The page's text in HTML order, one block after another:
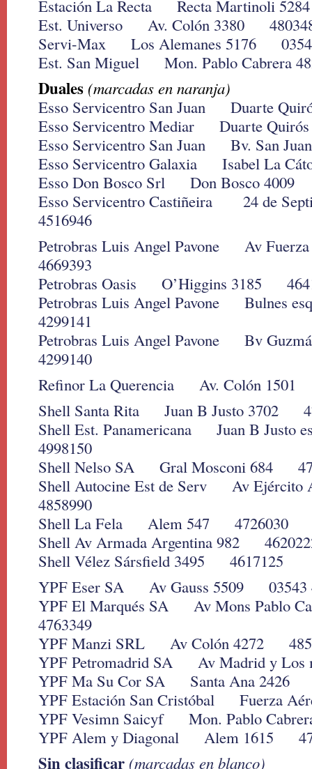
Estación La Recta Recta Martinoli
Est. Universo Av. Colón 3380
Servi-Max Los Alemanes 5176
Est. San Miguel Mon. Pablo Cabrera
Duales (marcadas en naranja)
Esso Servicentro San Juan Duarte
Esso Servicentro Mediar Duarte
Esso Servicentro San Juan Bv. San
Esso Servicentro Galaxia Isabel La
Esso Don Bosco Srl Don Bosco 4009
Esso Servicentro Castiñeira 24 de
4516946
Petrobras Luis Angel Pavone Av
4669393
Petrobras Oasis O’Higgins 3185
Petrobras Luis Angel Pavone Bulnes
4299141
Petrobras Luis Angel Pavone Bv
4299140
Refinor La Querencia Av. Colón
Shell Santa Rita Juan B Justo 3702
Shell Est. Panamericana Juan B Justo
4998150
Shell Nelso SA Gral Mosconi 684
Shell Autocine Est de Serv Av
4858990
Shell La Fela Alem 547 4726030
Shell Av Armada Argentina 982
Shell Vélez Sársfield 3495 4617125
YPF Eser SA Av Gauss 5509 03543
YPF El Marqués SA Av Mons Pablo
4763349
YPF Manzi SRL Av Colón 4272
YPF Petromadrid SA Av Madrid y
YPF Ma Su Cor SA Santa Ana 2426
YPF Estación San Cristóbal Fuerza
YPF Vesimn Saicyf Mon. Pablo
YPF Alem y Diagonal Alem 1615
Sin clasificar (marcadas en blanco)